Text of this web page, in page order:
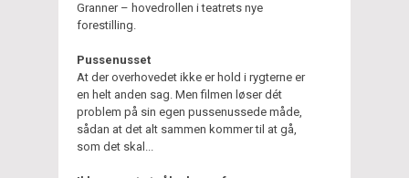
Granner – hovedrollen i teatrets nye
forestilling.
Pussenusset
At der overhovedet ikke er hold i rygterne er
en helt anden sag. Men filmen løser dét
problem på sin egen pussenussede måde,
sådan at det alt sammen kommer til at gå,
som det skal...